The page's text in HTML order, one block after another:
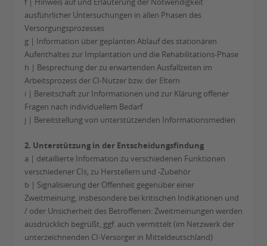
ausführlicher Untersuchungen in allen Phasen des
Versorgungsprozesses
g | Information über geplanten Ablauf des stationären
Aufenthaltes zur Implantation und die Rehabilitations-Phase
h | Besprechung der zu erwartenden Ausfallzeiten im
Arbeitsprozess der CI-Nutzer bzw. der Eltern
i | Bereitschaft zur Informationen und zur Klärung offener
Fragen nach individuellem Bedarf
j | Bereitstellung von unterstützenden Informationsmedien
2. Unterstützung in der Entscheidungsfindung
a | detaillierte Information zu verschiedenen Funktionen
verschiedener CIs, zu Herstellern und -Zubehör
b | Signalisierung der Offenheit gegenüber einer
Zweitmeinung, insbesondere bei kritischen Indikationen und
/ oder Unsicherheit des Betroffenen: Zweitmeinungen werden
ausdrücklich begrüßt, ggf. auch vermittelt (im Netzwerk der
unterzeichnenden CI-Versorger in Mitteldeutschland)